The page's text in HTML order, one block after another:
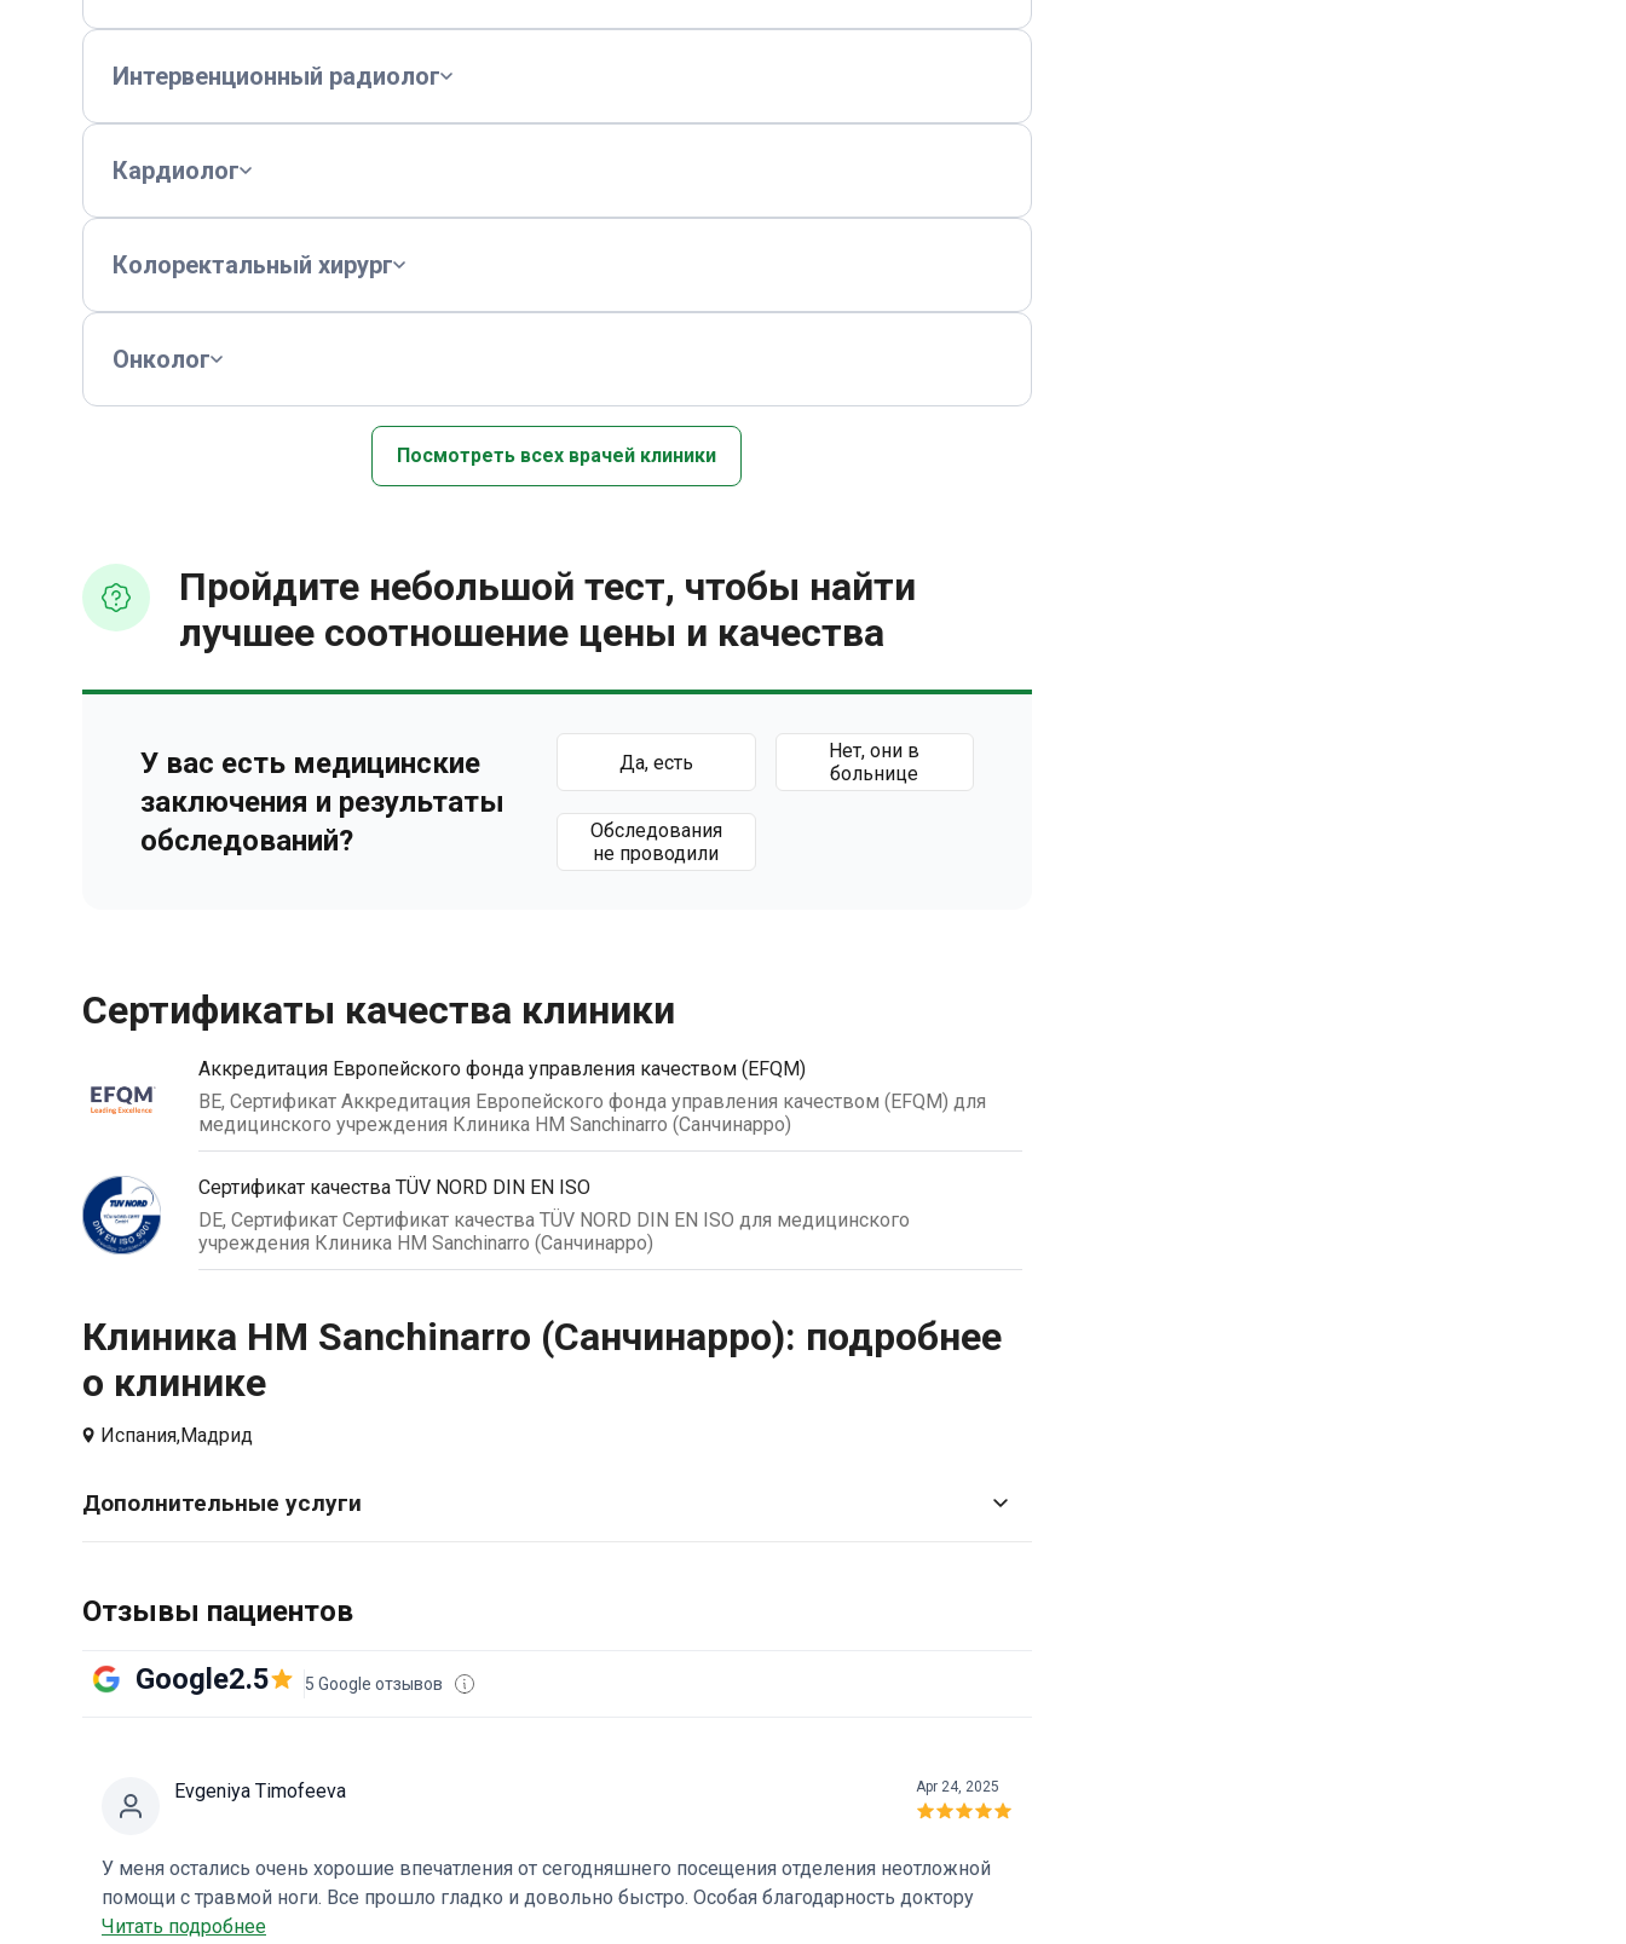
Интервенционный радиолог
Кардиолог
Колоректальный хирург
Онколог
Посмотреть всех врачей клиники
Пройдите небольшой тест, чтобы найти
лучшее соотношение цены и качества
У вас есть медицинские
заключения и результаты
обследований?
Да, есть
Нет, они в
больнице
Обследования
не проводили
Сертификаты качества клиники
Аккредитация Европейского фонда управления качеством (EFQM)
BE, Сертификат Аккредитация Европейского фонда управления качеством (EFQM) для
медицинского учреждения Клиника HM Sanchinarro (Санчинарро)
Сертификат качества TÜV NORD DIN EN ISO
DE, Сертификат Сертификат качества TÜV NORD DIN EN ISO для медицинского
учреждения Клиника HM Sanchinarro (Санчинарро)
Клиника HM Sanchinarro (Санчинарро): подробнее
о клинике
Испания,Мадрид
Дополнительные услуги
Отзывы пациентов
Google2.5 5 Google отзывов
Evgeniya Timofeeva Apr 24, 2025
У меня остались очень хорошие впечатления от сегодняшнего посещения отделения неотложной
помощи с травмой ноги. Все прошло гладко и довольно быстро. Особая благодарность доктору
Педро Мароцци и всей команде!
Читать подробнее